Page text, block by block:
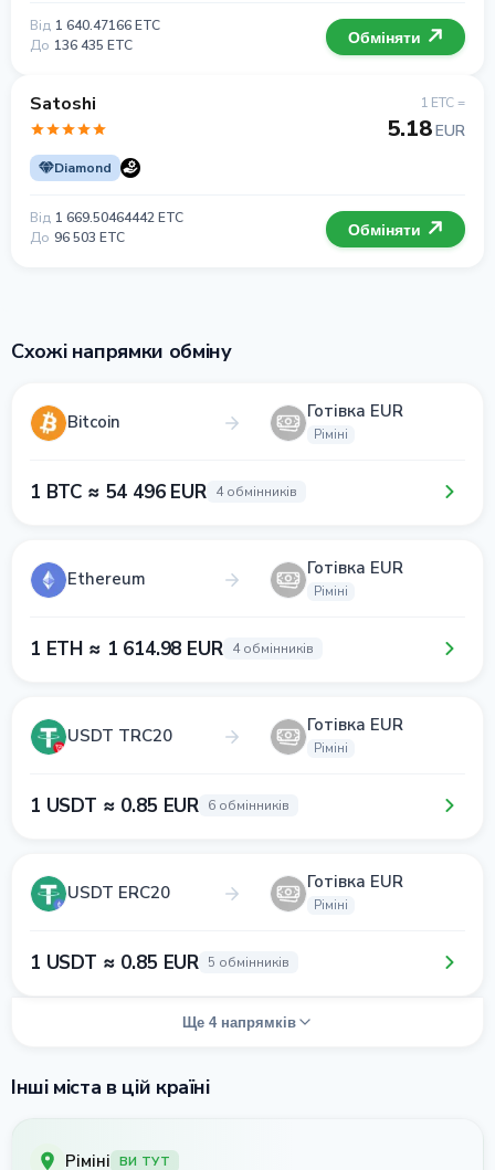
Від 1 640.47166 ETC
До 136 435 ETC Обміняти
Satoshi
Diamond
1 ETC =
5.18EUR
Від 1 669.50464442 ETC
До 96 503 ETC Обміняти
Схожі напрямки обміну
Bitcoin Готівка EUR
Ріміні
1 BTC ≈ 54 496 EUR 4 обмінників
Ethereum Готівка EUR
Ріміні
1 ETH ≈ 1 614.98 EUR 4 обмінників
USDT TRC20 Готівка EUR
Ріміні
1 USDT ≈ 0.85 EUR 6 обмінників
USDT ERC20 Готівка EUR
Ріміні
1 USDT ≈ 0.85 EUR 5 обмінників
Ще 4 напрямків
Інші міста в цій країні
Ріміні ВИ ТУТ